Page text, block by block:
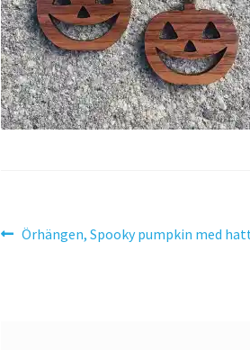
Inläggsnavigering
Föregående
Örhängen, Spooky pumpkin med